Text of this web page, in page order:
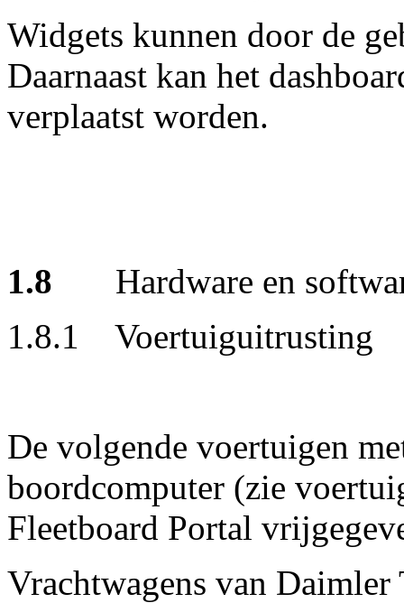
Widgets kunnen door de
Daarnaast kan het
verplaatst worden.
1.8 Hardware en
1.8.1 Voertuiguitrusting
De volgende voertuigen
boordcomputer (zie
Fleetboard Portal
Vrachtwagens van